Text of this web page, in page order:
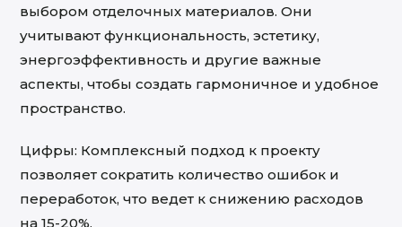
выбором отделочных материалов. Они
учитывают функциональность, эстетику,
энергоэффективность и другие важные
аспекты, чтобы создать гармоничное и удобное
пространство.
Цифры: Комплексный подход к проекту
позволяет сократить количество ошибок и
переработок, что ведет к снижению расходов
на 15-20%.